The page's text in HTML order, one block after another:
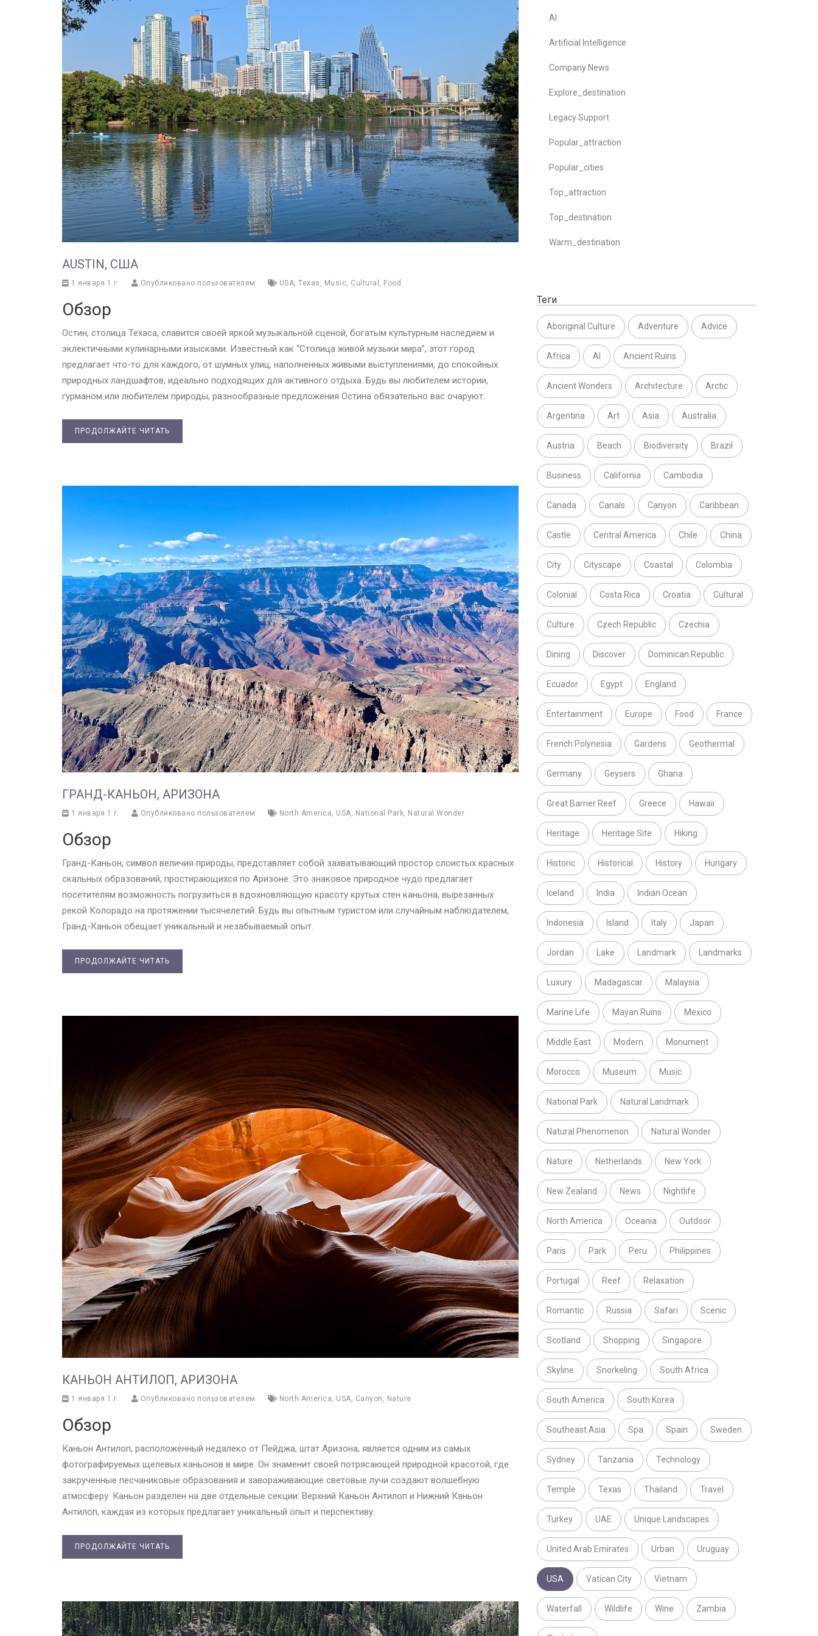
АUSTIN, США
1 января 1 г. Опубликовано пользователем USA, Texas , Music, Cultural , Food
Обзор
Остин, столица Техаса, славится своей яркой музыкальной сценой, богатым культурным наследием и
эклектичными кулинарными изысками. Известный как “Столица живой музыки мира”, этот город
предлагает что-то для каждого, от шумных улиц, наполненных живыми выступлениями, до спокойных
природных ландшафтов, идеально подходящих для активного отдыха. Будь вы любителем истории,
гурманом или любителем природы, разнообразные предложения Остина обязательно вас очаруют.
ПРОДОЛЖАЙТЕ ЧИТАТЬ
ГРАНД-КАНЬОН, АРИЗОНА
1 января 1 г. Опубликовано пользователем North America USA National Park Natural Wonder
Обзор
Гранд-Каньон, символ величия природы, представляет собой захватывающий простор слоистых красных
скальных образований, простирающихся по Аризоне. Это знаковое природное чудо предлагает
посетителям возможность погрузиться в вдохновляющую красоту крутых стен каньона, вырезанных
рекой Колорадо на протяжении тысячелетий. Будь вы опытным туристом или случайным наблюдателем,
Гранд-Каньон обещает уникальный и незабываемый опыт.
ПРОДОЛЖАЙТЕ ЧИТАТЬ
КАНЬОН АНТИЛОП, АРИЗОНА
1 января 1 г. Опубликовано пользователем North America, USA, Canyon , Nature
Обзор
Каньон Антилоп, расположенный недалеко от Пейджа, штат Аризона, является одним из самых
фотографируемых щелевых каньонов в мире. Он знаменит своей потрясающей природной красотой, где
закрученные песчаниковые образования и завораживающие световые лучи создают волшебную
атмосферу. Каньон разделен на две отдельные секции: Верхний Каньон Антилоп и Нижний Каньон
Антилоп, каждая из которых предлагает уникальный опыт и перспективу.
ПРОДОЛЖАЙТЕ ЧИТАТЬ
AI
Artificial Intelligence
Company News
Explore_destination
Legacy Support
Popular_attraction
Popular_cities
Top_attraction
Top_destination
Warm_destination
Теги
Aboriginal Culture Adventure Advice
Africa AI Ancient Ruins
Ancient Wonders Architecture Arctic
Argentina Art Asia Australia
Austria Beach Biodiversity Brazil
Business California Cambodia
Canada Canals Canyon Caribbean
Castle Central America Chile China
City Cityscape Coastal Colombia
Colonial Costa Rica Croatia Cultural
Culture Czech Republic Czechia
Dining Discover Dominican Republic
Ecuador Egypt England
Entertainment Europe Food France
French Polynesia Gardens Geothermal
Germany Geysers Ghana
Great Barrier Reef Greece Hawaii
Heritage Heritage Site Hiking
Historic Historical History Hungary
Iceland India Indian Ocean
Indonesia Island Italy Japan
Jordan Lake Landmark Landmarks
Luxury Madagascar Malaysia
Marine Life Mayan Ruins Mexico
Middle East Modern Monument
Morocco Museum Music
National Park Natural Landmark
Natural Phenomenon Natural Wonder
Nature Netherlands New York
New Zealand News Nightlife
North America Oceania Outdoor
Paris Park Peru Philippines
Portugal Reef Relaxation
Romantic Russia Safari Scenic
Scotland Shopping Singapore
Skyline Snorkeling South Africa
South America South Korea
Southeast Asia Spa Spain Sweden
Sydney Tanzania Technology
Temple Texas Thailand Travel
Turkey UAE Unique Landscapes
United Arab Emirates Urban Uruguay
USA Vatican City Vietnam
Waterfall Wildlife Wine Zambia